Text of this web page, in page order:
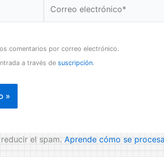
electrónico*
comentarios por correo electrónico.
a través de suscripción.
el spam.Aprende cómo se